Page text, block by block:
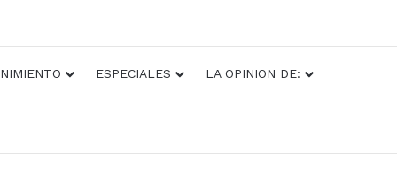
ESPECIALES LA OPINION DE: